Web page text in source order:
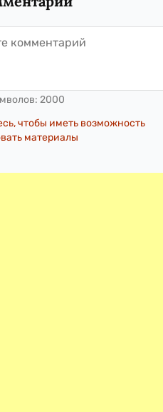
2000
чтобы иметь возможность
материалы